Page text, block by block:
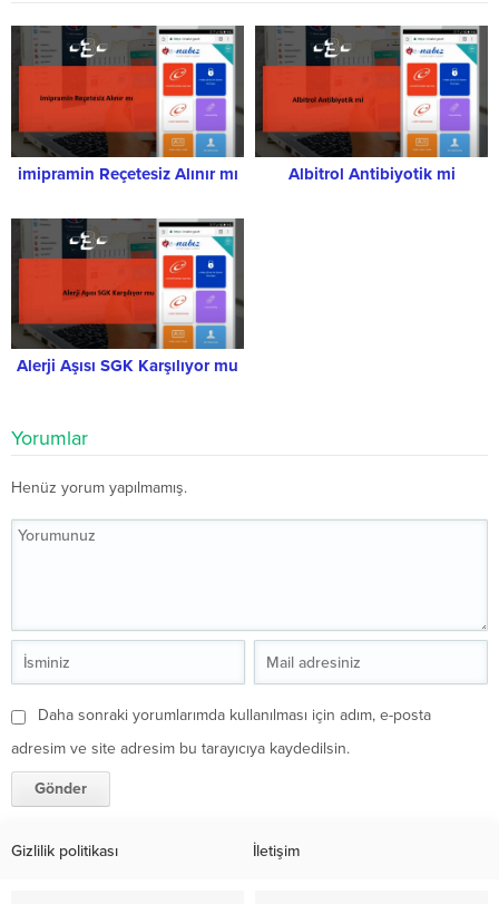
imipramin Reçetesiz Alınır mı Albitrol Antibiyotik mi
Alerji Aşısı SGK Karşılıyor mu
Yorumlar
Henüz yorum yapılmamış.
Daha sonraki yorumlarımda kullanılması için adım, e-posta
adresim ve site adresim bu tarayıcıya kaydedilsin.
Gizlilik politikası İletişim